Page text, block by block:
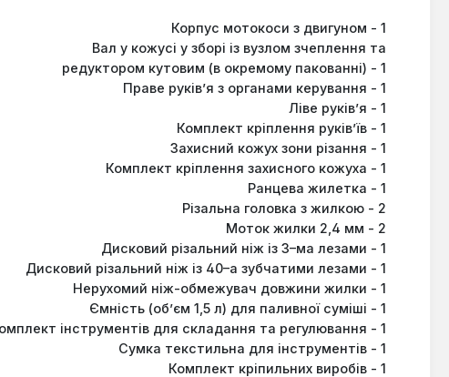
Корпус мотокоси з двигуном - 1
Вал у кожусі у зборі із вузлом зчеплення та
редуктором кутовим (в окремому пакованні) - 1
Праве руків’я з органами керування - 1
Ліве руків’я - 1
Комплект кріплення руків’їв - 1
Захисний кожух зони різання - 1
Комплект кріплення захисного кожуха - 1
Ранцева жилетка - 1
Різальна головка з жилкою - 2
Моток жилки 2,4 мм - 2
Дисковий різальний ніж із 3–ма лезами - 1
Дисковий різальний ніж із 40–а зубчатими лезами - 1
Нерухомий ніж-обмежувач довжини жилки - 1
Ємність (об’єм 1,5 л) для паливної суміші - 1
інструментів для складання та регулювання - 1
Сумка текстильна для інструментів - 1
Комплект кріпильних виробів - 1